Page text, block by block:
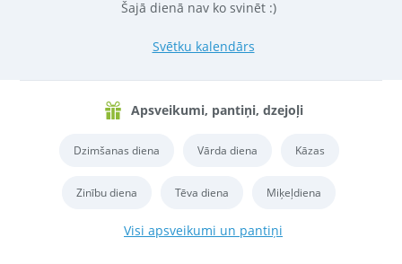
Šajā dienā nav ko svinēt :)
Svētku kalendārs
Apsveikumi, pantiņi, dzejoļi
Dzimšanas diena Vārda diena Kāzas
Zinību diena Tēva diena Miķeļdiena
Visi apsveikumi un pantiņi